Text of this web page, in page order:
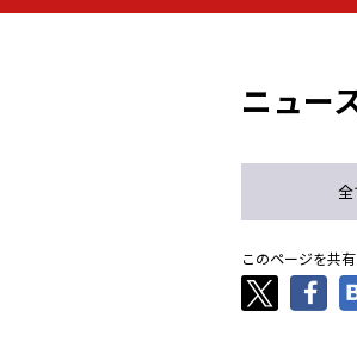
- -
ニュー
全
このページを共